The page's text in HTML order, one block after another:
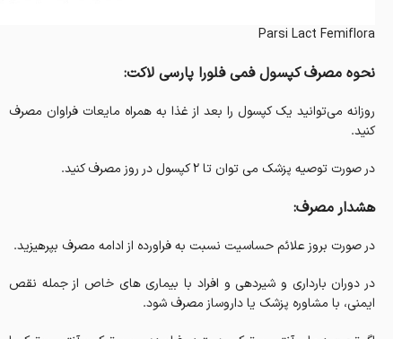
Parsi Lact Femiflora
نحوه مصرف کپسول فمی فلورا پارسی لاکت:
روزانه می‌توانید یک کپسول را بعد از غذا به همراه مایعات فراوان مصرف
کنید.
در صورت توصیه پزشک می توان تا 2 کپسول در روز مصرف کنید.
هشدار مصرف:
در صورت بروز علائم حساسیت نسبت به فراورده از ادامه مصرف بپرهیزید.
در دوران بارداری و شیردهی و افراد با بیماری های خاص از جمله نقص
ایمنی، با مشاوره پزشک یا داروساز مصرف شود.